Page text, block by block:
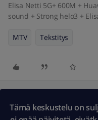
Elisa Netti 5G+ 600M +
sound + Strong helo3 +
MTV Tekstitys
Tämä keskustelu on